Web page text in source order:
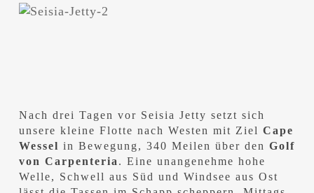
Nach drei Tagen vor Seisia Jetty setzt sich
unsere kleine Flotte nach Westen mit Ziel Cape
Wessel in Bewegung, 340 Meilen über den Golf
von Carpenteria. Eine unangenehme hohe
Welle, Schwell aus Süd und Windsee aus Ost